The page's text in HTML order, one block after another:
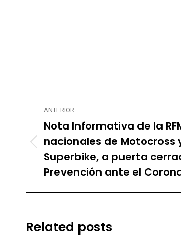
Navegación
entre
publicaciones
ANTERIOR
Publicación
anterior:
Nota Informativa de la
nacionales de Motocross
Superbike, a puerta
Prevención ante el
Related posts